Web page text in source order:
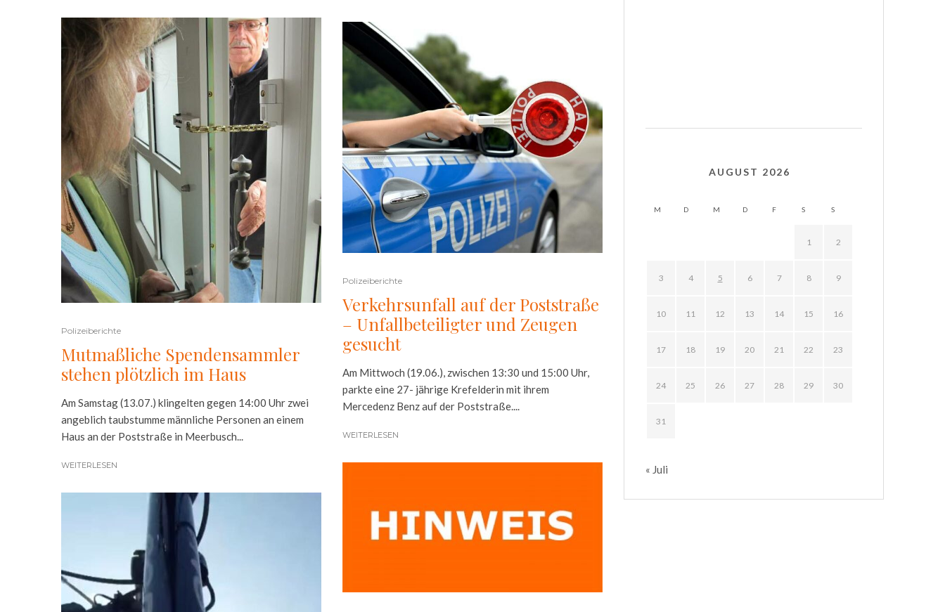
Polizeiberichte
Mutmaßliche Spendensammler
stehen plötzlich im Haus
Am Samstag (13.07.) klingelten gegen 14:00 Uhr zwei
angeblich taubstumme männliche Personen an einem
Haus an der Poststraße in Meerbusch...
WEITERLESEN
Polizeiberichte
Verkehrsunfall auf der Poststraße
– Unfallbeteiligter und Zeugen
gesucht
Am Mittwoch (19.06.), zwischen 13:30 und 15:00 Uhr,
parkte eine 27- jährige Krefelderin mit ihrem
Mercedenz Benz auf der Poststraße....
WEITERLESEN
AUGUST 2026
M D M D F S S
1 2
3 4 5 6 7 8 9
10 11 12 13 14 15 16
17 18 19 20 21 22 23
24 25 26 27 28 29 30
31
« Juli